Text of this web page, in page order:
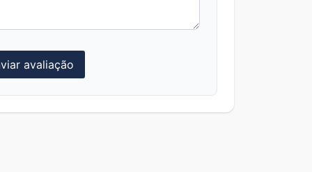
avaliação